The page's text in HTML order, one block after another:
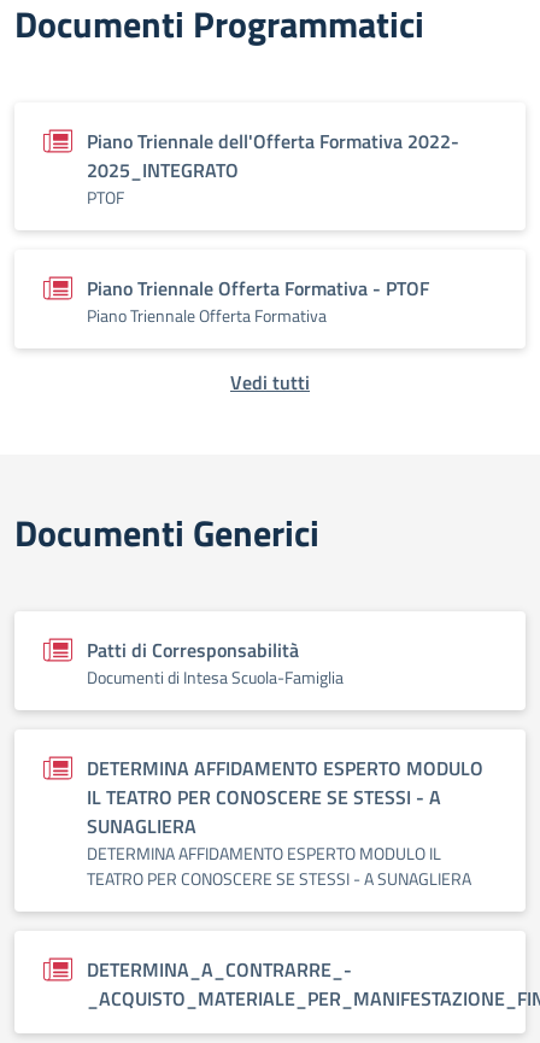
Documenti Programmatici
Piano Triennale dell'Offerta Formativa 2022-
2025_INTEGRATO
PTOF
Piano Triennale Offerta Formativa - PTOF
Piano Triennale Offerta Formativa
Vedi tutti
Documenti Generici
Patti di Corresponsabilità
Documenti di Intesa Scuola-Famiglia
DETERMINA AFFIDAMENTO ESPERTO MODULO
IL TEATRO PER CONOSCERE SE STESSI - A
SUNAGLIERA
DETERMINA AFFIDAMENTO ESPERTO MODULO IL
TEATRO PER CONOSCERE SE STESSI - A SUNAGLIERA
DETERMINA_A_CONTRARRE_-